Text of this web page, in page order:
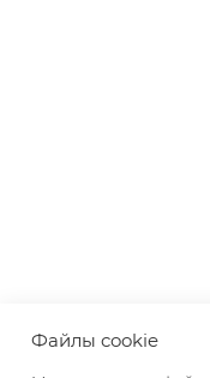
Файлы cookie